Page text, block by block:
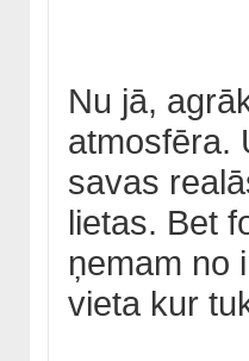
Nu jā,
atmosfēra.
savas
lietas. Bet
ņemam no
vieta kur